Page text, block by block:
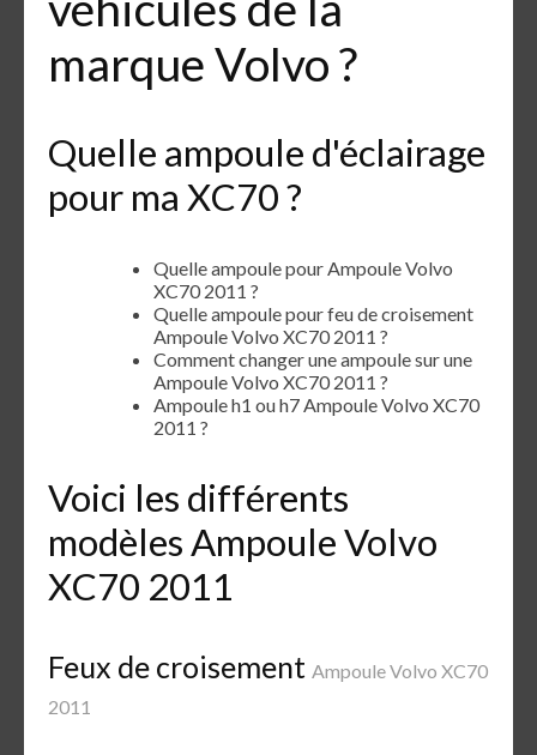
marque Volvo ?
Quelle ampoule d'éclairage
pour ma XC70 ?
Quelle ampoule pour Ampoule Volvo
XC70 2011 ?
Quelle ampoule pour feu de croisement
Ampoule Volvo XC70 2011 ?
Comment changer une ampoule sur une
Ampoule Volvo XC70 2011 ?
Ampoule h1 ou h7 Ampoule Volvo XC70
2011 ?
Voici les différents
modèles Ampoule Volvo
XC70 2011
Feux de croisement Ampoule Volvo XC70
2011